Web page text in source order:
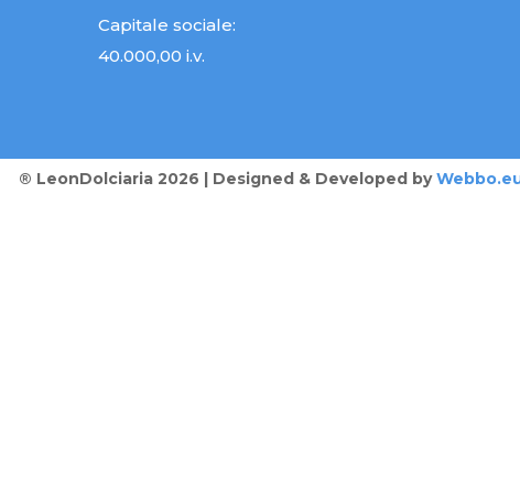
Capitale sociale:
40.000,00 i.v.
® LeonDolciaria 2026 | Designed & Developed by